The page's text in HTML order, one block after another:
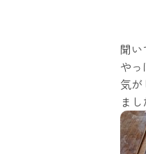
聞い
や
気
ま